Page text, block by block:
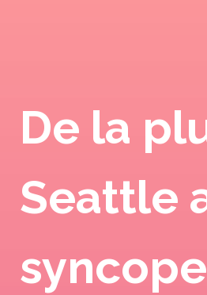
De la
Seattle